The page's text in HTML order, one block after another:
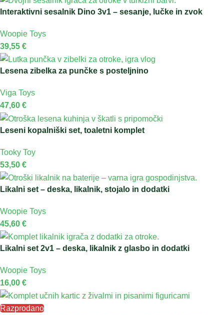
Interaktivni sesalnik Dino 3v1 – sesanje, lučke in zvok
Woopie Toys
39,55 €
Lesena zibelka za punčke s posteljnino
Viga Toys
47,60 €
Leseni kopalniški set, toaletni komplet
Tooky Toy
53,50 €
Likalni set – deska, likalnik, stojalo in dodatki
Woopie Toys
45,60 €
Likalni set 2v1 – deska, likalnik z glasbo in dodatki
Woopie Toys
16,00 €
Razprodano